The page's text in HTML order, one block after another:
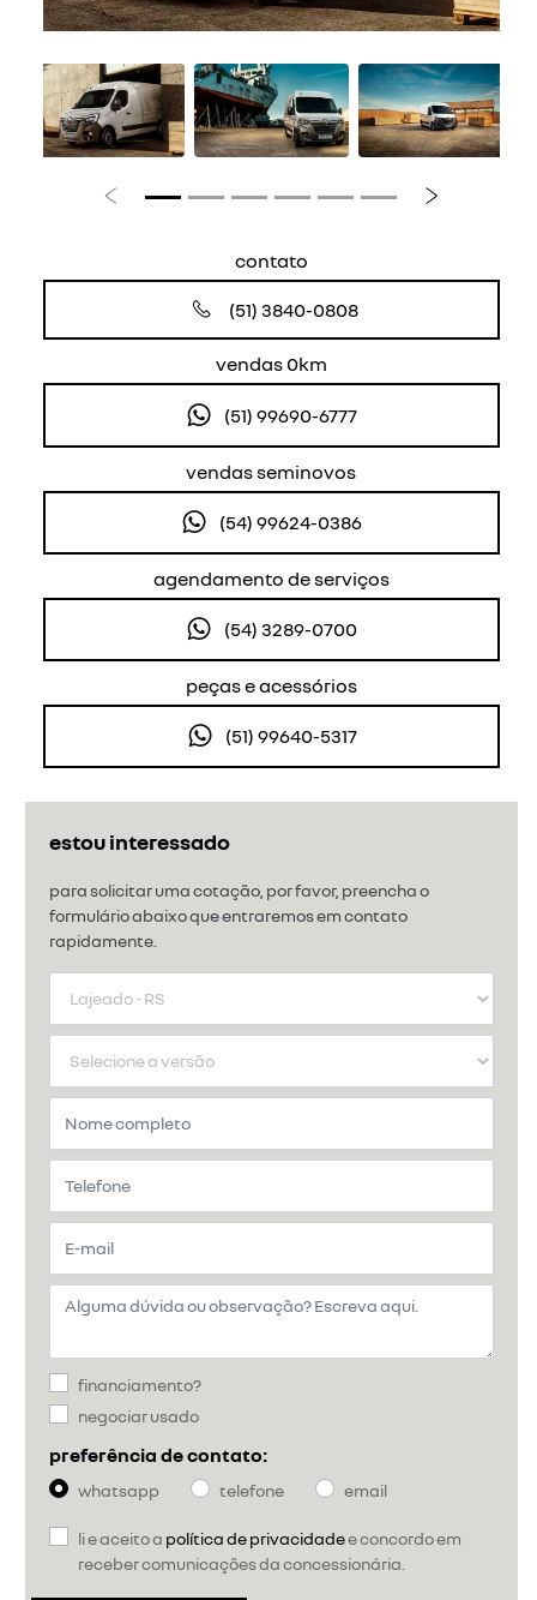
estou interessado
para solicitar uma cotação, por favor, preencha o
formulário abaixo que entraremos em contato
rapidamente.
financiamento?
negociar usado
preferência de contato:
whatsapp telefone email
li e aceito a política de privacidadee concordo em
receber comunicações da concessionária.
Anterior Próximo
contato
(51) 3840-0808
vendas 0km
(51) 99690-6777
vendas seminovos
(54) 99624-0386
agendamento de serviços
(54) 3289-0700
peças e acessórios
(51) 99640-5317